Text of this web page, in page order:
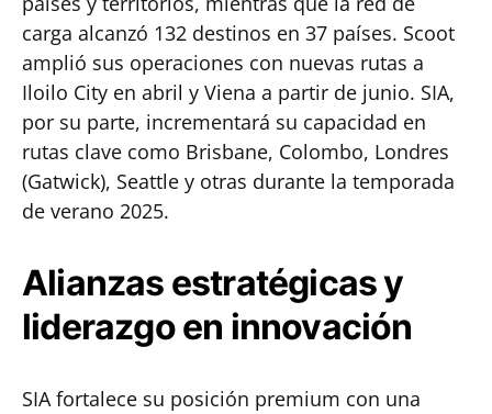
carga alcanzó 132 destinos en 37 países. Scoot
amplió sus operaciones con nuevas rutas a
Iloilo City en abril y Viena a partir de junio. SIA,
por su parte, incrementará su capacidad en
rutas clave como Brisbane, Colombo, Londres
(Gatwick), Seattle y otras durante la temporada
de verano 2025.
Alianzas estratégicas y
liderazgo en innovación
SIA fortalece su posición premium con una